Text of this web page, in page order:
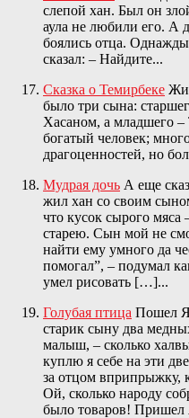
слепой хан. Был он
аула не любили его. А
боялись отца.
сказал: – Найдите...
Сказка о Темирбеке
было три сына:
Хасаном, а младшего
богатый человек;
драгоценностей, но
Мудрая дочь А еще
жил хан со своим
что кусок сырого мяса
старею. Сын мой не
найти ему умного да
помогал”, – подумал
умел рисовать […]...
Голубая птица Пошел
старик сыну два
малыш, – сколько
куплю я себе на эти
за отцом вприпрыжку,
Ой, сколько народу
было товаров!